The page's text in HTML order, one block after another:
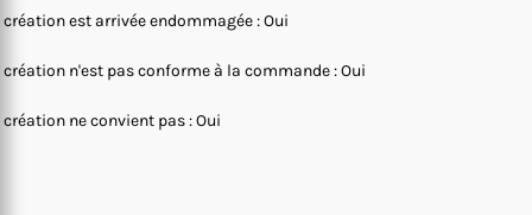
création est arrivée endommagée : Oui
création n'est pas conforme à la commande : Oui
création ne convient pas : Oui